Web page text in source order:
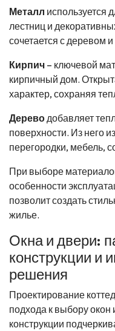
Металл используется
лестниц и
сочетается с деревом
Кирпич – ключевой
кирпичный дом.
характер, сохраняя
Дерево добавляет
поверхности. Из него
перегородки, мебель,
При выборе
особенности
позволит создать
жилье.
Окна и двери:
конструкции и
решения
Проектирование
подхода к выбору
конструкции